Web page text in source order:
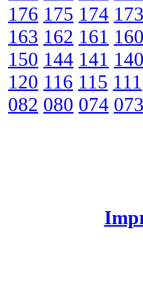
176 175 174 173
163 162 161 160
150 144 141 140
120 116 115 111
082 080 074 073